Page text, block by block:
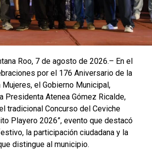
Roo, 7 de agosto de 2026.– En el
por el 176 Aniversario de la
el Gobierno Municipal,
Presidenta Atenea Gómez Ricalde,
tradicional Concurso del Ceviche
Playero 2026”, evento que destacó
la participación ciudadana y la
distingue al municipio.